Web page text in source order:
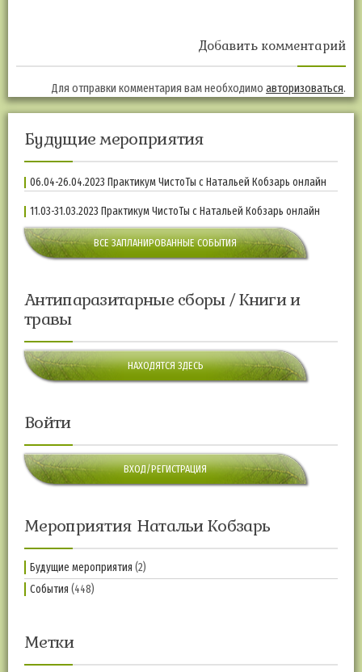
Добавить комментарий
Для отправки комментария вам необходимо авторизоваться.
Будущие мероприятия
06.04-26.04.2023 Практикум ЧистоТы с Натальей Кобзарь онлайн
11.03-31.03.2023 Практикум ЧистоТы с Натальей Кобзарь онлайн
ВСЕ ЗАПЛАНИРОВАННЫЕ СОБЫТИЯ
Антипаразитарные сборы / Книги и
травы
НАХОДЯТСЯ ЗДЕСЬ
Войти
ВХОД/РЕГИСТРАЦИЯ
Мероприятия Натальи Кобзарь
Будущие мероприятия (2)
События (448)
Метки